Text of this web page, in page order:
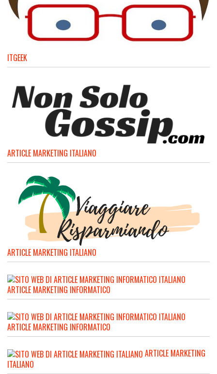
ITGEEK
ARTICLE MARKETING ITALIANO
ARTICLE MARKETING ITALIANO
ARTICLE MARKETING INFORMATICO
ARTICLE MARKETING INFORMATICO
ARTICLE MARKETING
ITALIANO